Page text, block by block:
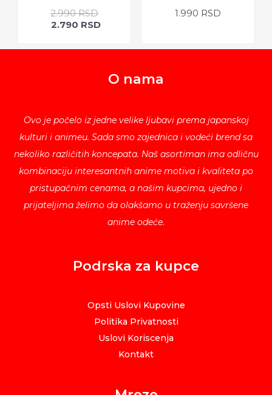
2.990RSD
2.790 RSD
1.990 RSD
O nama
Ovo je počelo iz jedne velike ljubavi prema japanskoj
kulturi i animeu. Sada smo zajednica i vodeći brend sa
nekoliko različitih koncepata. Naš asortiman ima odličnu
kombinaciju interesantnih anime motiva i kvaliteta po
pristupačnim cenama, a našim kupcima, ujedno i
prijateljima želimo da olakšamo u traženju savršene
anime odeće.
Podrska za kupce
Opsti Uslovi Kupovine
Politika Privatnosti
Uslovi Koriscenja
Kontakt